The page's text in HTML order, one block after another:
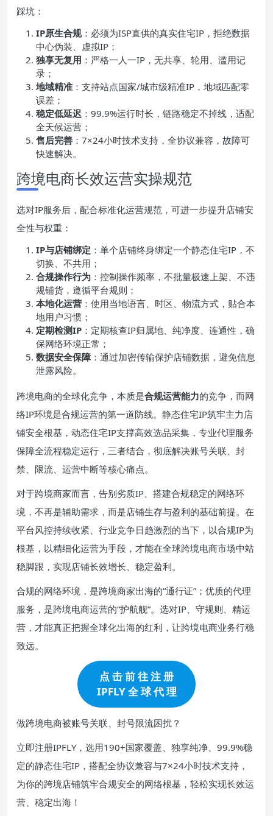
踩坑：
IP原生合规：必须为ISP直供的真实住宅IP，拒绝数据
中心伪装、虚拟IP；
独享无复用 ：严格一人一IP，无共享、轮用、滥用记
录；
地域精准 ：支持站点国家/城市级精准IP，地域匹配零
误差；
稳定低延迟 ：99.9%运行时长，链路稳定不掉线，适配
全天候运营；
售后完善 ：7×24小时技术支持，全协议兼容，故障可
快速解决。
跨境电商长效运营实操规范
选对IP服务后，配合标准化运营规范，可进一步提升店铺安
全性与权重：
IP与店铺绑定 ：单个店铺终身绑定一个静态住宅IP，不
切换、不共用；
合规操作行为 ：控制操作频率，不批量极速上架、不违
规铺货，遵循平台规则；
本地化运营 ：使用当地语言、时区、物流方式，贴合本
地用户习惯；
定期检测IP ：定期核查IP归属地、纯净度、连通性，确
保网络环境正常；
数据安全保障 ：通过加密传输保护店铺数据，避免信息
泄露风险。
跨境电商的全球化竞争，本质是合规运营能力的竞争，而网
络IP环境是合规运营的第一道防线。静态住宅IP筑牢主力店
铺安全根基，动态住宅IP支撑高效选品采集，专业代理服务
保障全流程稳定运行，三者结合，彻底解决账号关联、封
禁、限流、运营中断等核心痛点。
对于跨境商家而言，告别劣质IP、搭建合规稳定的网络环
境，不再是辅助需求，而是店铺生存与盈利的基础前提。在
平台风控持续收紧、行业竞争日趋激烈的当下，以合规IP为
根基，以精细化运营为手段，才能在全球跨境电商市场中站
稳脚跟，实现店铺长效增长、稳定盈利。
合规的网络环境，是跨境商家出海的“通行证”；优质的代理
服务，是跨境电商运营的“护航舰”。选对IP、守规则、精运
营，才能真正把握全球化出海的红利，让跨境电商业务行稳
致远。
点 击 前 往 注 册
IPFLY 全 球 代 理
做跨境电商被账号关联、封号限流困扰？
立即注册IPFLY，选用190+国家覆盖、独享纯净、99.9%稳
定的静态住宅IP，搭配全协议兼容与7×24小时技术支持，
为你的跨境店铺筑牢合规安全的网络根基，轻松实现长效运
营、稳定出海！